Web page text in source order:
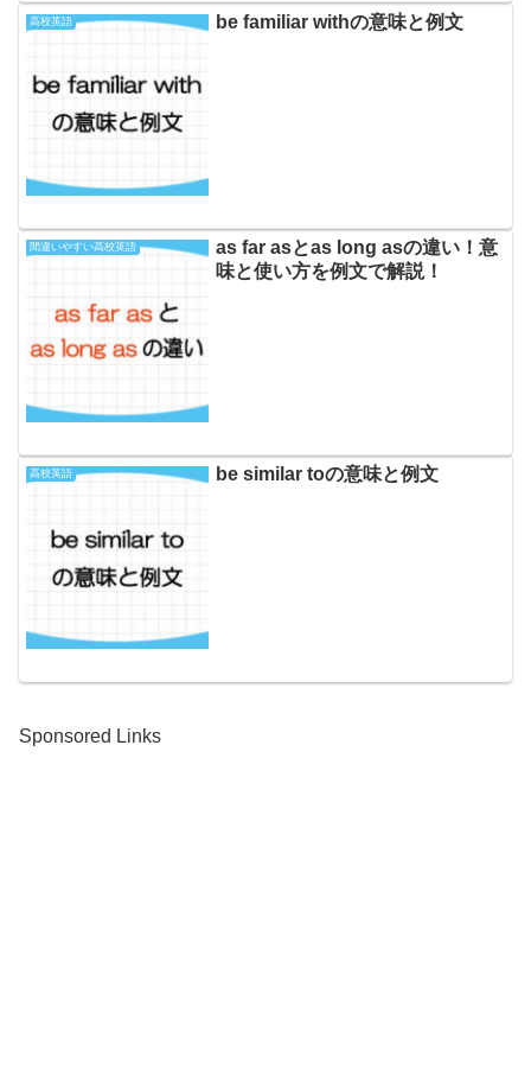
高校英語 be familiar withの意味と例文
間違いやすい高校英語
as far asとas long asの違い！意
味と使い方を例文で解説！
高校英語 be similar toの意味と例文
Sponsored Links